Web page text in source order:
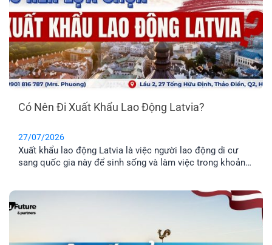
Có Nên Đi Xuất Khẩu Lao Động Latvia?
27/07/2026
Xuất khẩu lao động Latvia là việc người lao động di cư
sang quốc gia này để sinh sống và làm việc trong khoản
nhu cầu định cư. Vậy đâu mới là phương án định cư cho
cả gia đình tốt nhất? Cùng EFP tìm hiểu qua bài viết dưới